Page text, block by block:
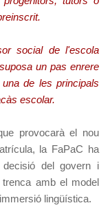
social de l'escola
un pas enrere
de les principals
escolar.
provocarà el nou
la FaPaC ha
decisió del govern i
trenca amb el model
lingüística.